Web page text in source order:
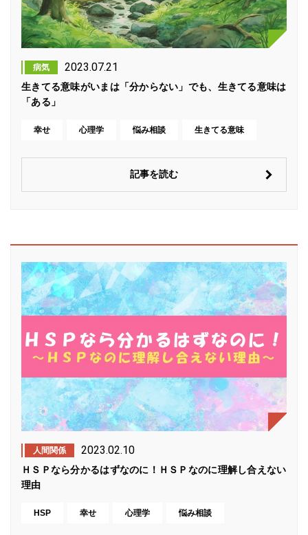
病気 2023.07.21
生きてる意味がいまは「分からない」でも、生きてる意味は
「ある」
幸せ 心理学 悩み相談 生きてる意味
記事を読む
人間関係 2023.02.10
ＨＳＰなら分かるはずなのに！ＨＳＰなのに理解し合えない
理由
HSP 幸せ 心理学 悩み相談